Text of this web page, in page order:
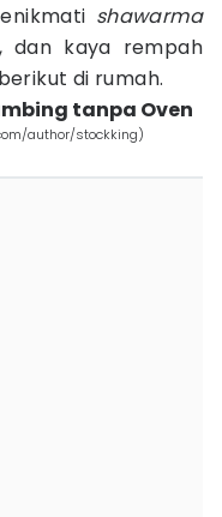
shawarma
dan kaya rempah
di rumah.
tanpa Oven
author/stockking)